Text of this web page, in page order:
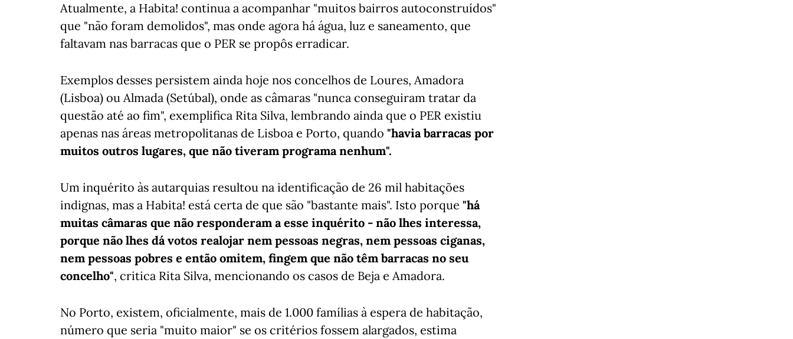
Atualmente, a Habita! continua a acompanhar "muitos bairros autoconstruídos"
que "não foram demolidos", mas onde agora há água, luz e saneamento, que
faltavam nas barracas que o PER se propôs erradicar.
Exemplos desses persistem ainda hoje nos concelhos de Loures, Amadora
(Lisboa) ou Almada (Setúbal), onde as câmaras "nunca conseguiram tratar da
questão até ao fim", exemplifica Rita Silva, lembrando ainda que o PER existiu
apenas nas áreas metropolitanas de Lisboa e Porto, quando "havia barracas por
muitos outros lugares, que não tiveram programa nenhum".
Um inquérito às autarquias resultou na identificação de 26 mil habitações
indignas, mas a Habita! está certa de que são "bastante mais". Isto porque "há
muitas câmaras que não responderam a esse inquérito - não lhes interessa,
porque não lhes dá votos realojar nem pessoas negras, nem pessoas ciganas,
nem pessoas pobres e então omitem, fingem que não têm barracas no seu
concelho", critica Rita Silva, mencionando os casos de Beja e Amadora.
No Porto, existem, oficialmente, mais de 1.000 famílias à espera de habitação,
número que seria "muito maior" se os critérios fossem alargados, estima